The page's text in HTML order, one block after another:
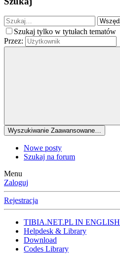
Szukaj tylko w tytułach tematów
Przez:
Wyszukiwanie Zaawansowane…
Nowe posty
Szukaj na forum
Menu
Zaloguj
Rejestracja
TIBIA.NET.PL IN ENGLISH
Helpdesk & Library
Download
Codes Library